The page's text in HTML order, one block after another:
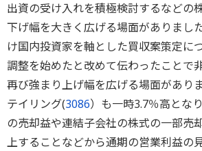
出資の受け入れを積極検討するなどの
下げ幅を大きく広げる場面がありまし
け国内投資家を軸とした買収案策定に
調整を始めたと改めて伝わったことで
再び強まり上げ幅を広げる場面があり
テイリング(3086）も一時3.7％高とな
の売却益や連結子会社の株式の一部売
上することなどから通期の営業利益の